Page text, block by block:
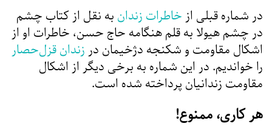
در شماره قبلی از خاطرات زندان به نقل از کتاب چشم
در چشم هیولا به قلم هنگامه حاج حسن، خاطرات او از
اشکال مقاومت و شکنجه دژخیمان در زندان قزل‌حصار
را خواندیم. در این شماره به برخی دیگر از اشکال
مقاومت زندانیان پرداخته شده است.
هر کاری، ممنوع!